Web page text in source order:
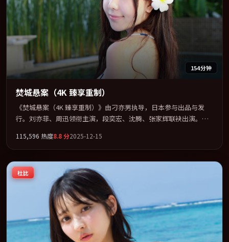
154分钟
焚城悬案（4K 臻享重制）
《焚城悬案（4K 臻享重制）》由刁亦男执导，日本参与出品与发
行。刘亦菲、周迅领衔主演，段奕宏、沈腾、张家辉联袂出演。在
在叙事、表演与视听上力求统一。定于 2025-03-19 在内地院线及主
流平台同步亮相，2025 年度话题片中口碑稳健，适合喜欢强情节与
人物弧光的观众完整观看。
115,596 热度8.8分2025-12-15
杜比